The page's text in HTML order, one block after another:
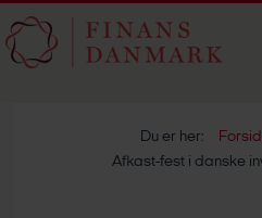
Du er her:
Afkast-fest i danske